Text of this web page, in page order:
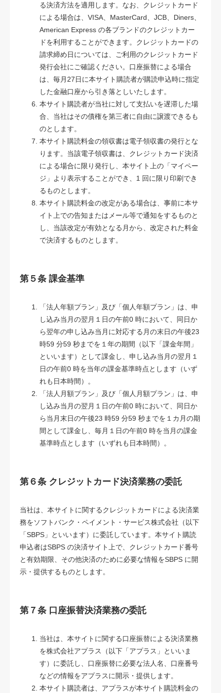
る決済方法を適用します。なお、クレジットカード
による場合は、VISA、MasterCard、JCB、Diners、
American Express の各ブランドのクレジットカー
ドを利用することができます。クレジットカードの
請求締め日については、ご利用のクレジットカード
発行会社にご確認ください。口座振替による場合
は、毎月27日に本サイト購読者が購読申込時に指定
した金融口座から引き落としいたします。
本サイト購読者が当社に対して支払いを遅滞した場
合、当社はその債権を第三者に自由に譲渡できるも
のとします。
本サイト購読料金の領収書は電子領収書の発行とな
ります。当該電子領収書は、クレジットカード決済
による場合に限り発行し、本サイト上の「マイペー
ジ」より表示することができ、1 回に限り印刷でき
るものとします。
本サイト購読料金の改定がある場合は、事前に本サ
イト上での告知またはメール等で通知をするものと
し、当該改定が有効となる月から、改定された料金
で決済するものとします。
第５条 課金基準
「法人年額プラン」及び「個人年額プラン」は、申
し込み当月の翌月１日の午前0 時において、同日か
ら翌年の申し込み当月に対応する月の末日の午後23
時59 分59 秒までを１年の期間（以下「課金年間」
といいます）として課金し、申し込み当月の翌月１
日の午前0 時を当年の課金基準時点とします（いず
れも日本時間）。
「法人月額プラン」及び「個人月額プラン」は、申
し込み当月の翌月１日の午前0 時において、同日か
ら当月末日の午後23 時59 分59 秒までを１カ月の期
間として課金し、毎月１日の午前0 時を当月の課金
基準時点とします（いずれも日本時間）。
第６条 クレジットカード決済業務の委託
当社は、本サイトに関するクレジットカードによる決済業
務をソフトバンク・ペイメント・サービス株式会社（以下
「SBPS」といいます）に委託しています。本サイト購読
申込者はSBPS の決済サイト上で、クレジットカード番号
と有効期限、その他決済のために必要な情報をSBPS に開
示・提供するものとします。
第７条 口座振替決済業務の委託
当社は、本サイトに関する口座振替による決済業務
を株式会社アプラス（以下「アプラス」といいま
す）に委託し、口座振替に必要な法人名、口座番号
などの情報をアプラスに開示・提供します。
本サイト購読者は、アプラスが本サイト購読料金の